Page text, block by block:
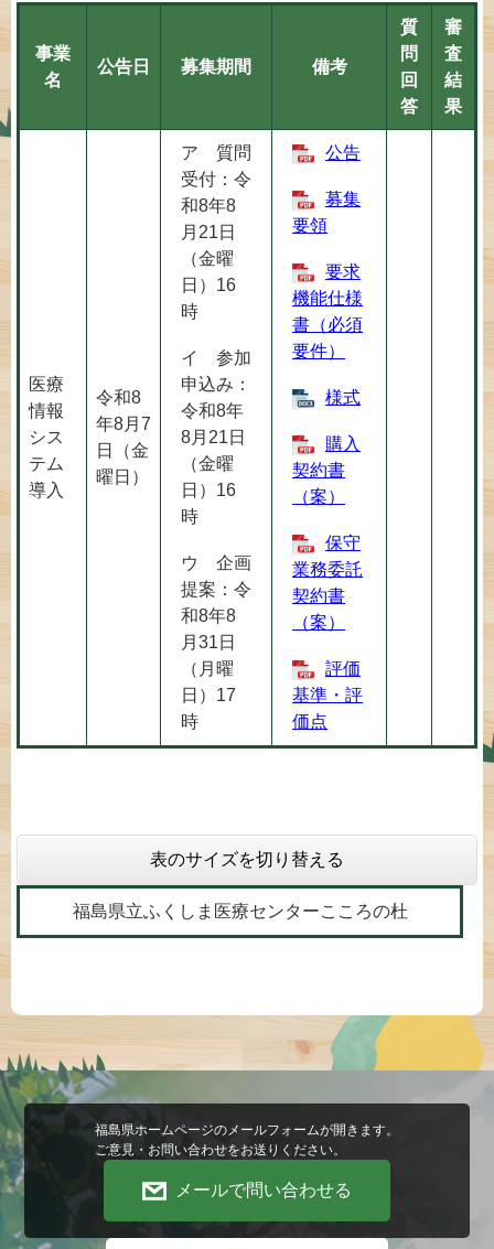
事業
名
公告日 募集期間 備考
質
問
回
答
審
査
結
果
医療
情報
シス
テム
導入
令和8
年8月7
日（金
曜日）
ア 質問
受付：令
和8年8
月21日
（金曜
日）16
時
イ 参加
申込み：
令和8年
8月21日
（金曜
日）16
時
ウ 企画
提案：令
和8年8
月31日
（月曜
日）17
時
公告
募集
要領
要求
機能仕様
書（必須
要件）
様式
購入
契約書
（案）
保守
業務委託
契約書
（案）
評価
基準・評
価点
表のサイズを切り替える
福島県立ふくしま医療センターこころの杜
福島県ホームページのメールフォームが開きます。
ご意見・お問い合わせをお送りください。
メールで問い合わせる